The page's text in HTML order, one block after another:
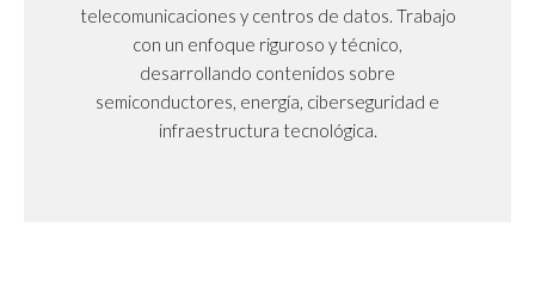
telecomunicaciones y centros de datos. Trabajo
con un enfoque riguroso y técnico,
desarrollando contenidos sobre
semiconductores, energía, ciberseguridad e
infraestructura tecnológica.